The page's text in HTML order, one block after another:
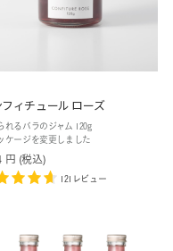
フィチュール ローズ
れるバラのジャム 120g
ケージを変更しました
円 (税込)
121レビュー